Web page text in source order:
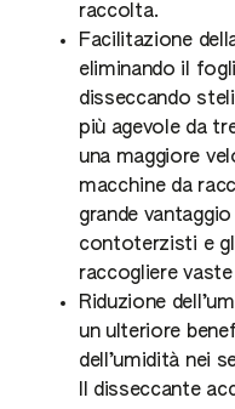
raccolta.
Facilitazione
eliminando il
disseccando
più agevole da
una maggiore
macchine da
grande
contoterzisti e
raccogliere
Riduzione
un ulteriore
dell’umidità nei
Il disseccante